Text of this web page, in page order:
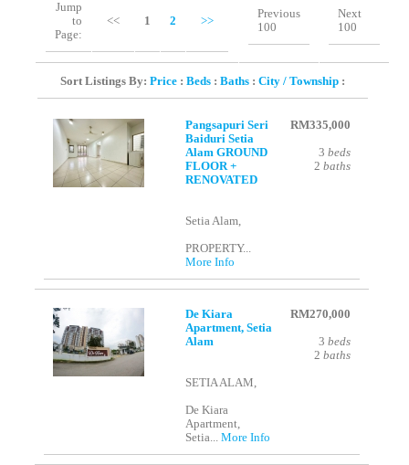
Jump
to
Page:
<< 1 2 >>
Previous
100
Next
100
Sort Listings By: Price: Beds: Baths: City / Township:
Pangsapuri Seri
Baiduri Setia
Alam GROUND
FLOOR +
RENOVATED
Setia Alam,
PROPERTY...
More Info
RM335,000
3 beds
2 baths
De Kiara
Apartment, Setia
Alam
SETIA ALAM,
De Kiara
Apartment,
Setia...More Info
RM270,000
3 beds
2 baths